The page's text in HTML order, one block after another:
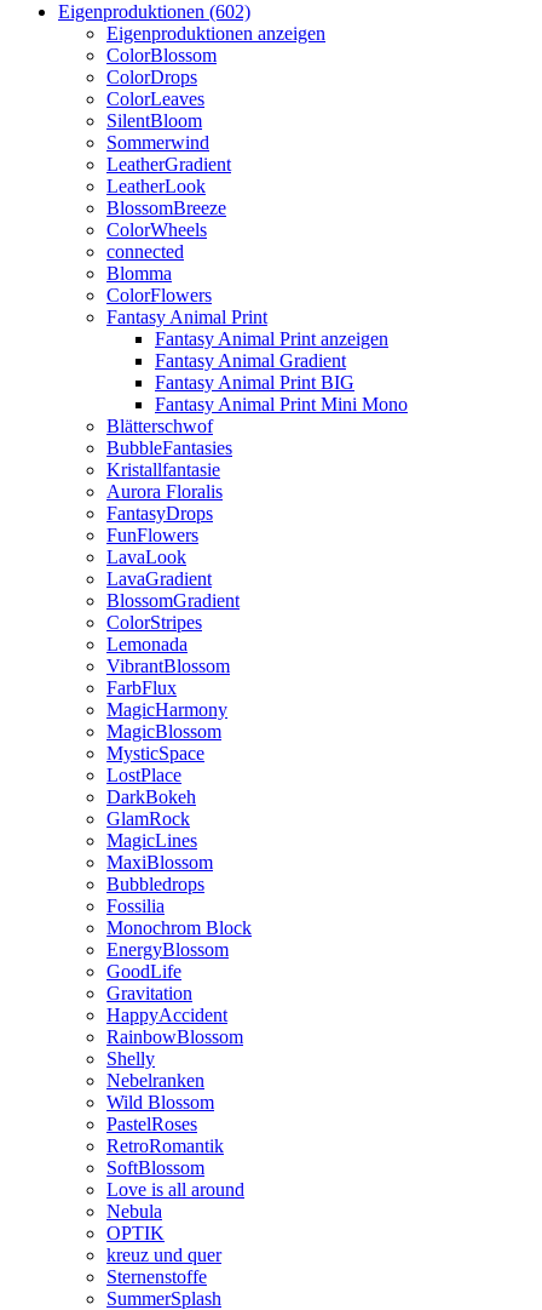
Eigenproduktionen (602)
Eigenproduktionen anzeigen
ColorBlossom
ColorDrops
ColorLeaves
SilentBloom
Sommerwind
LeatherGradient
LeatherLook
BlossomBreeze
ColorWheels
connected
Blomma
ColorFlowers
Fantasy Animal Print
Fantasy Animal Print anzeigen
Fantasy Animal Gradient
Fantasy Animal Print BIG
Fantasy Animal Print Mini Mono
Blätterschwof
BubbleFantasies
Kristallfantasie
Aurora Floralis
FantasyDrops
FunFlowers
LavaLook
LavaGradient
BlossomGradient
ColorStripes
Lemonada
VibrantBlossom
FarbFlux
MagicHarmony
MagicBlossom
MysticSpace
LostPlace
DarkBokeh
GlamRock
MagicLines
MaxiBlossom
Bubbledrops
Fossilia
Monochrom Block
EnergyBlossom
GoodLife
Gravitation
HappyAccident
RainbowBlossom
Shelly
Nebelranken
Wild Blossom
PastelRoses
RetroRomantik
SoftBlossom
Love is all around
Nebula
OPTIK
kreuz und quer
Sternenstoffe
SummerSplash